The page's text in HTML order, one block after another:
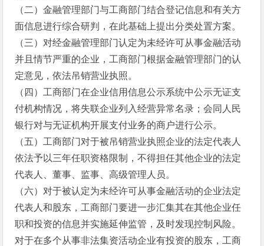
（二）金融管理部门与工商部门结合登记信息和有关方
面信息进行综合研判，在此基础上提出分类处置方案。
（三）对经金融管理部门认定为未经许可从事金融活动
并且情节严重的企业，工商部门根据金融管理部门的认
定意见，依法吊销营业执照。
（四）工商部门在企业信用信息公示系统中公示无证支
付机构情况，将失联企业列入经营异常名录；会同人民
银行对与无证机构开展支付业务的商户进行公示。
（五）工商部门对于被吊销营业执照企业的法定代表人
依法予以三年任职资格限制，不得担任其他企业的法定
代表人、董事、监事、高级管理人员。
（六）对于被认定为未经许可从事金融活动的企业法定
代表人和股东，工商部门要进一步汇集其在其他企业任
职和投资的信息并实施延伸监管，及时发现控制风险。
对于在多个从事非法集资活动企业有投资的股东，工商